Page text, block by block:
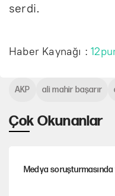
serdi.
Haber Kaynağı :
Çok Okunanlar
Medya
AKP ali mahir başarır